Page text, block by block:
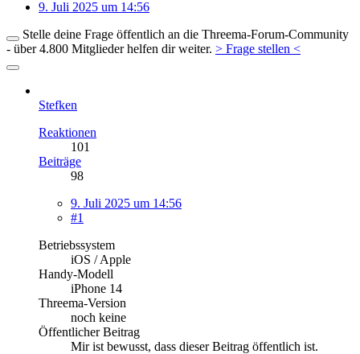
9. Juli 2025 um 14:56
Stelle deine Frage öffentlich an die Threema-Forum-Community
- über 4.800 Mitglieder helfen dir weiter. > Frage stellen <
Stefken
Reaktionen
101
Beiträge
98
9. Juli 2025 um 14:56
#1
Betriebssystem
iOS / Apple
Handy-Modell
iPhone 14
Threema-Version
noch keine
Öffentlicher Beitrag
Mir ist bewusst, dass dieser Beitrag öffentlich ist.